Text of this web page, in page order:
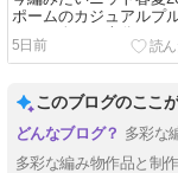
ポームのカジュアルプ
ーバー身頃下半分までき
した
5日前
このブログのここ
多彩な
多彩な編み物作品と制